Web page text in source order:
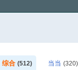
综合 (512) 当当 (320)